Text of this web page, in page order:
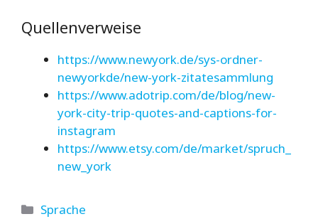
Quellenverweise
https://www.newyork.de/sys-ordner-
newyorkde/new-york-zitatesammlung
https://www.adotrip.com/de/blog/new-
york-city-trip-quotes-and-captions-for-
instagram
https://www.etsy.com/de/market/spruch_
new_york
Kategorien
Sprache